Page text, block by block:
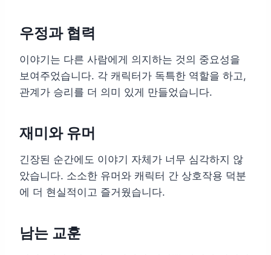
우정과 협력
이야기는 다른 사람에게 의지하는 것의 중요성을
보여주었습니다. 각 캐릭터가 독특한 역할을 하고,
관계가 승리를 더 의미 있게 만들었습니다.
재미와 유머
긴장된 순간에도 이야기 자체가 너무 심각하지 않
았습니다. 소소한 유머와 캐릭터 간 상호작용 덕분
에 더 현실적이고 즐거웠습니다.
남는 교훈